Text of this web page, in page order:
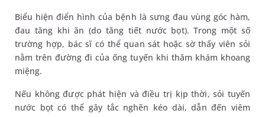
Biểu hiện điển hình của bệnh là sưng đau vùng góc hàm,
đau tăng khi ăn (do tăng tiết nước bọt). Trong một số
trường hợp, bác sĩ có thể quan sát hoặc sờ thấy viên sỏi
nằm trên đường đi của ống tuyến khi thăm khám khoang
miệng.
Nếu không được phát hiện và điều trị kịp thời, sỏi tuyến
nước bọt có thể gây tắc nghẽn kéo dài, dẫn đến viêm